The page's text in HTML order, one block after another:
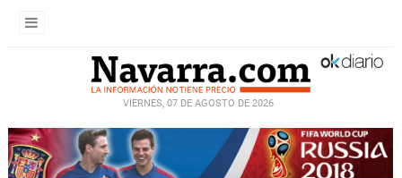
VIERNES, 07 DE AGOSTO DE 2026